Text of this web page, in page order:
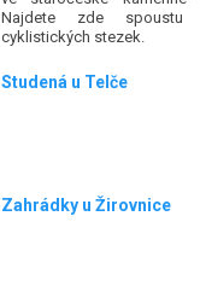
Najdete zde spoustu
cyklistických stezek.
Studená u Telče
Zahrádky u Žirovnice